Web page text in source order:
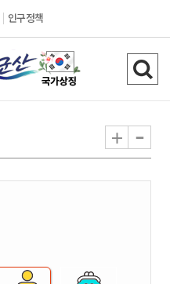
인구정책
검
색
기
+ -